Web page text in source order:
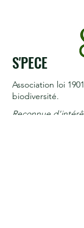
S'PECE
Association loi 1901
biodiversité.
Reconnue